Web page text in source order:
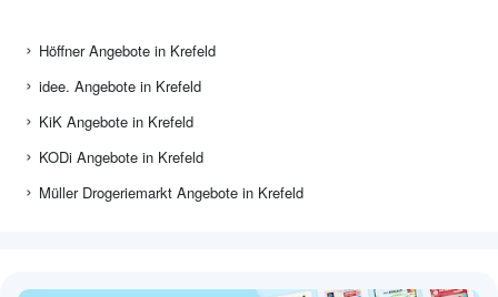
Höffner Angebote in Krefeld
idee. Angebote in Krefeld
KiK Angebote in Krefeld
KODi Angebote in Krefeld
Müller Drogeriemarkt Angebote in Krefeld